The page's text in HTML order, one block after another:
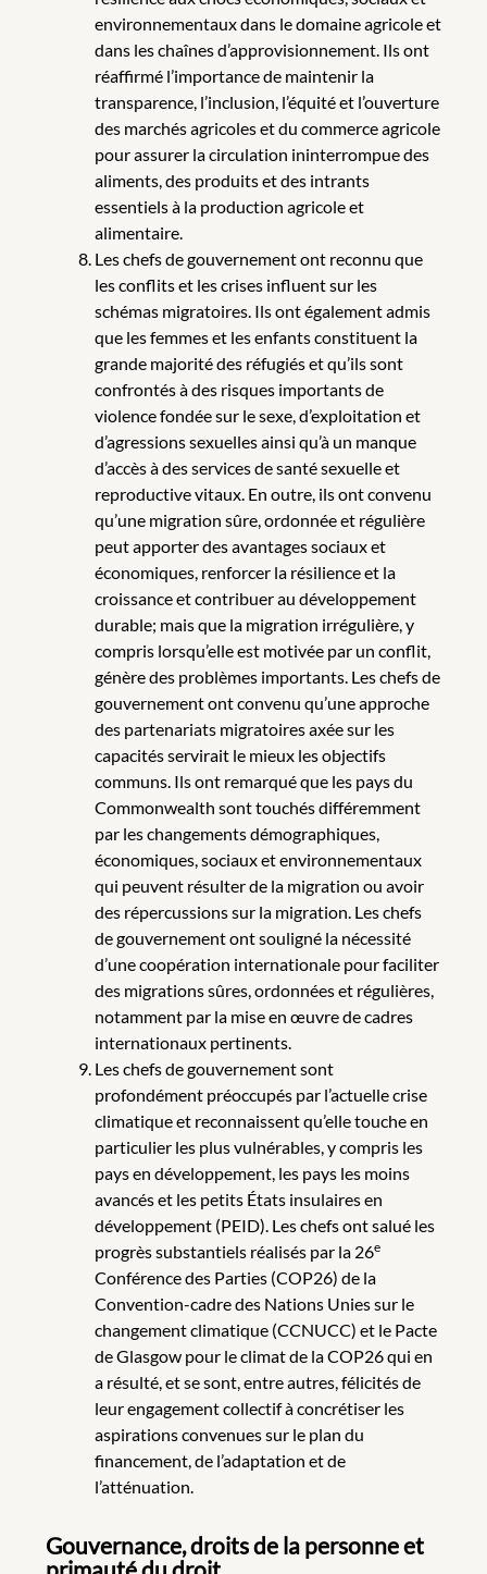
environnementaux dans le domaine agricole et
dans les chaînes d’approvisionnement. Ils ont
réaffirmé l’importance de maintenir la
transparence, l’inclusion, l’équité et l’ouverture
des marchés agricoles et du commerce agricole
pour assurer la circulation ininterrompue des
aliments, des produits et des intrants
essentiels à la production agricole et
alimentaire.
Les chefs de gouvernement ont reconnu que
les conflits et les crises influent sur les
schémas migratoires. Ils ont également admis
que les femmes et les enfants constituent la
grande majorité des réfugiés et qu’ils sont
confrontés à des risques importants de
violence fondée sur le sexe, d’exploitation et
d’agressions sexuelles ainsi qu’à un manque
d’accès à des services de santé sexuelle et
reproductive vitaux. En outre, ils ont convenu
qu’une migration sûre, ordonnée et régulière
peut apporter des avantages sociaux et
économiques, renforcer la résilience et la
croissance et contribuer au développement
durable; mais que la migration irrégulière, y
compris lorsqu’elle est motivée par un conflit,
génère des problèmes importants. Les chefs de
gouvernement ont convenu qu’une approche
des partenariats migratoires axée sur les
capacités servirait le mieux les objectifs
communs. Ils ont remarqué que les pays du
Commonwealth sont touchés différemment
par les changements démographiques,
économiques, sociaux et environnementaux
qui peuvent résulter de la migration ou avoir
des répercussions sur la migration. Les chefs
de gouvernement ont souligné la nécessité
d’une coopération internationale pour faciliter
des migrations sûres, ordonnées et régulières,
notamment par la mise en œuvre de cadres
internationaux pertinents.
Les chefs de gouvernement sont
profondément préoccupés par l’actuelle crise
climatique et reconnaissent qu’elle touche en
particulier les plus vulnérables, y compris les
pays en développement, les pays les moins
avancés et les petits États insulaires en
développement (PEID). Les chefs ont salué les
progrès substantiels réalisés par la 26e
Conférence des Parties (COP26) de la
Convention-cadre des Nations Unies sur le
changement climatique (CCNUCC) et le Pacte
de Glasgow pour le climat de la COP26 qui en
a résulté, et se sont, entre autres, félicités de
leur engagement collectif à concrétiser les
aspirations convenues sur le plan du
financement, de l’adaptation et de
l’atténuation.
Gouvernance, droits de la personne et